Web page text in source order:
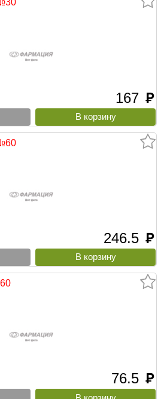
167 руб
246.5 руб
76.5 руб